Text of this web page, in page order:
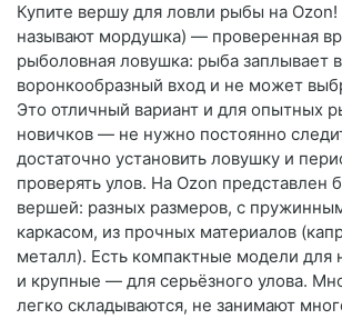
Купите вершу для ловли рыбы на
называют мордушка) — проверенная
рыболовная ловушка: рыба заплывает
воронкообразный вход и не может
Это отличный вариант и для опытных
новичков — не нужно постоянно
достаточно установить ловушку и
проверять улов. На Ozon представлен
вершей: разных размеров, с
каркасом, из прочных материалов
металл). Есть компактные модели
и крупные — для серьёзного улова.
легко складываются, не занимают